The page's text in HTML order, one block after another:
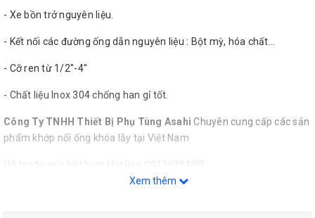
- Xe bồn trở nguyên liệu.
- Kết nối các đường ống dẫn nguyên liệu : Bột mỳ, hóa chất...
- Cỡ ren từ 1/2''-4''
- Chất liệu Inox 304 chống han gỉ tốt.
Công Ty TNHH Thiết Bị Phụ Tùng AsahiChuyên cung cấp các sản
phẩm khớp nối ống khóa lẫy tại Việt Nam
Xem thêm